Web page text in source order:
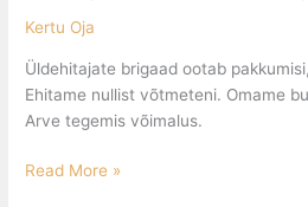
Kertu Oja
Üldehitajate brigaad ootab
Ehitame nullist võtmeteni. Omame
Arve tegemis võimalus.
Read More »